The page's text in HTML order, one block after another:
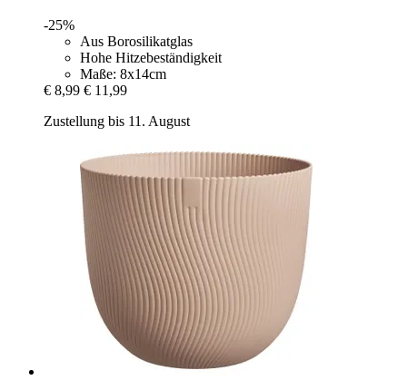
-25%
Aus Borosilikatglas
Hohe Hitzebeständigkeit
Maße: 8x14cm
€ 8,99 € 11,99
Zustellung bis 11. August